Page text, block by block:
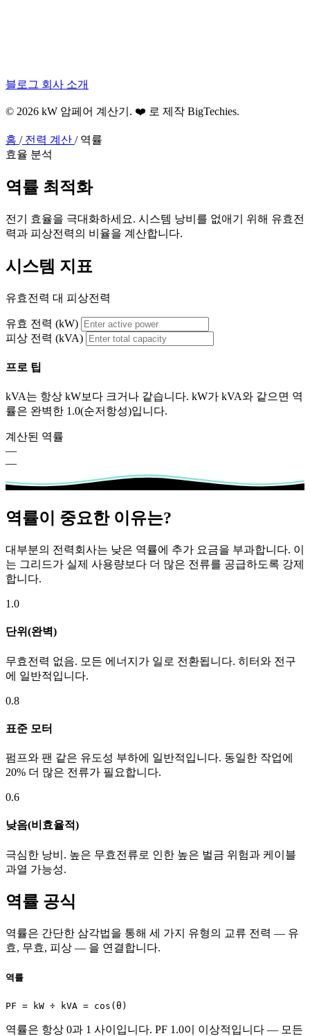
블로그 회사 소개
© 2026 kW 암페어 계산기. ❤️ 로 제작 BigTechies.
홈 /전력 계산 /역률
효율 분석
역률 최적화
전기 효율을 극대화하세요. 시스템 낭비를 없애기 위해 유효전
력과 피상전력의 비율을 계산합니다.
시스템 지표
유효전력 대 피상전력
유효 전력 (kW)
피상 전력 (kVA)
프로 팁
kVA는 항상 kW보다 크거나 같습니다. kW가 kVA와 같으면 역
률은 완벽한 1.0(순저항성)입니다.
계산된 역률
—
—
역률이 중요한 이유는?
대부분의 전력회사는 낮은 역률에 추가 요금을 부과합니다. 이
는 그리드가 실제 사용량보다 더 많은 전류를 공급하도록 강제
합니다.
1.0
단위(완벽)
무효전력 없음. 모든 에너지가 일로 전환됩니다. 히터와 전구
에 일반적입니다.
0.8
표준 모터
펌프와 팬 같은 유도성 부하에 일반적입니다. 동일한 작업에
20% 더 많은 전류가 필요합니다.
0.6
낮음(비효율적)
극심한 낭비. 높은 무효전류로 인한 높은 벌금 위험과 케이블
과열 가능성.
역률 공식
역률은 간단한 삼각법을 통해 세 가지 유형의 교류 전력 — 유
효, 무효, 피상 — 을 연결합니다.
역률
PF = kW ÷ kVA = cos(θ)
역률은 항상 0과 1 사이입니다. PF 1.0이 이상적입니다 — 모든